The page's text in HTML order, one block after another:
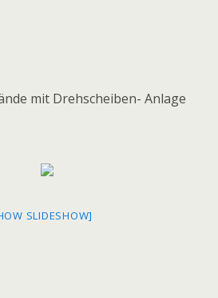
mit Drehscheiben- Anlage
SLIDESHOW]